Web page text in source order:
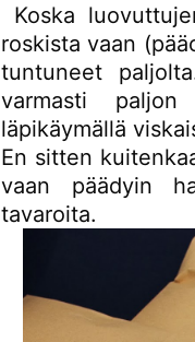
Koska
roskista vaan
tuntuneet
varmasti
läpikäymällä
En sitten
vaan päädyin
tavaroita.